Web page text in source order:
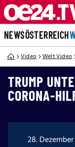
NEWSÖSTERREICH
Video Welt Video
TRUMP
CORONA-
28.